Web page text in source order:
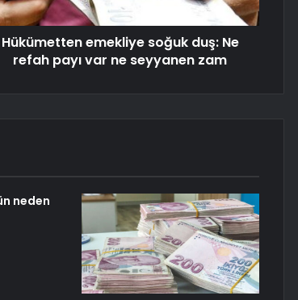
Hükümetten emekliye soğuk duş: Ne
refah payı var ne seyyanen zam
neden